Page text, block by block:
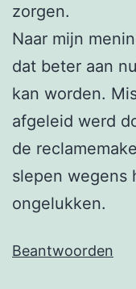
zorgen.
Naar mijn
dat beter aan
kan worden.
afgeleid werd
de
slepen wegens
ongelukken.
Beantwoorden